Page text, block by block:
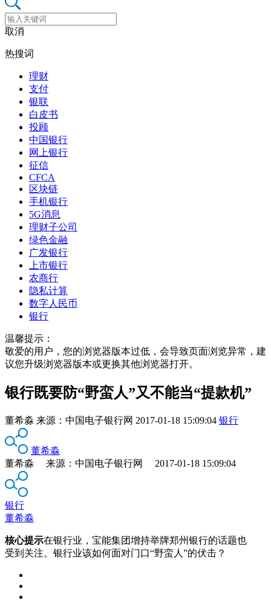
取消
热搜词
理财
支付
银联
白皮书
投顾
中国银行
网上银行
征信
CFCA
区块链
手机银行
5G消息
理财子公司
绿色金融
广发银行
上市银行
农商行
隐私计算
数字人民币
银行
温馨提示：
敬爱的用户，您的浏览器版本过低，会导致页面浏览异常，建
议您升级浏览器版本或更换其他浏览器打开。
银行既要防“野蛮人”又不能当“提款机”
董希淼 来源： 中国电子银行网 2017-01-18 15:09:04 银行
董希淼
董希淼 来源：中国电子银行网 2017-01-18 15:09:04
银行
董希淼
核心提示在银行业，宝能集团增持举牌郑州银行的话题也
受到关注。银行业该如何面对门口“野蛮人”的伏击？